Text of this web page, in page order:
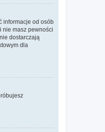
informacje od osób
nie masz pewności
dostarczają
dla